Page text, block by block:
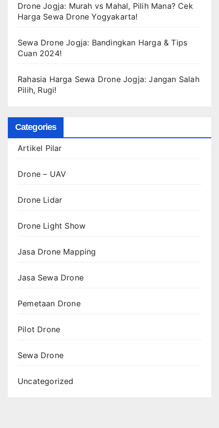
Drone Jogja: Murah vs Mahal, Pilih Mana? Cek
Harga Sewa Drone Yogyakarta!
Sewa Drone Jogja: Bandingkan Harga & Tips
Cuan 2024!
Rahasia Harga Sewa Drone Jogja: Jangan Salah
Pilih, Rugi!
Categories
Artikel Pilar
Drone – UAV
Drone Lidar
Drone Light Show
Jasa Drone Mapping
Jasa Sewa Drone
Pemetaan Drone
Pilot Drone
Sewa Drone
Uncategorized